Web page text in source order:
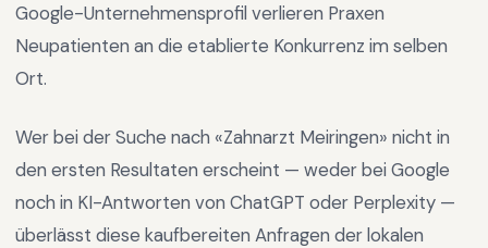
Google-Unternehmensprofil verlieren Praxen
Neupatienten an die etablierte Konkurrenz im selben
Ort.
Wer bei der Suche nach «Zahnarzt Meiringen» nicht in
den ersten Resultaten erscheint — weder bei Google
noch in KI-Antworten von ChatGPT oder Perplexity —
überlässt diese kaufbereiten Anfragen der lokalen